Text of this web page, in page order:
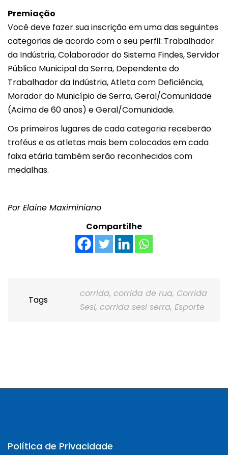
Premiação
Você deve fazer sua inscrição em uma das seguintes
categorias de acordo com o seu perfil: Trabalhador
da Indústria, Colaborador do Sistema Findes, Servidor
Público Municipal da Serra, Dependente do
Trabalhador da Indústria, Atleta com Deficiência,
Morador do Município de Serra, Geral/Comunidade
(Acima de 60 anos) e Geral/Comunidade.
Os primeiros lugares de cada categoria receberão
troféus e os atletas mais bem colocados em cada
faixa etária também serão reconhecidos com
medalhas.
Por Elaine Maximiniano
Compartilhe
Tags
corrida, corrida de rua, Corrida
Sesi, corrida sesi serra, Esporte
Política de Privacidade